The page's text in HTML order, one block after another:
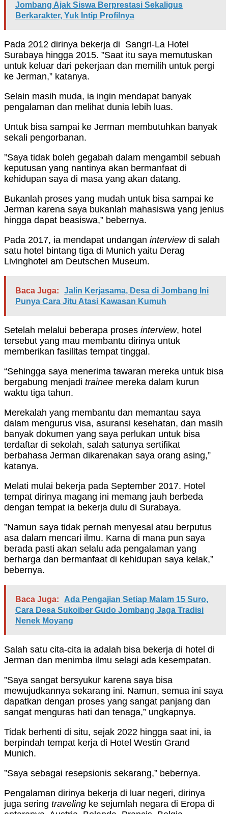
Jombang Ajak Siswa Berprestasi Sekaligus
Berkarakter, Yuk Intip Profilnya
Pada 2012 dirinya bekerja di Sangri-La Hotel
Surabaya hingga 2015. ”Saat itu saya memutuskan
untuk keluar dari pekerjaan dan memilih untuk pergi
ke Jerman,” katanya.
Selain masih muda, ia ingin mendapat banyak
pengalaman dan melihat dunia lebih luas.
Untuk bisa sampai ke Jerman membutuhkan banyak
sekali pengorbanan.
”Saya tidak boleh gegabah dalam mengambil sebuah
keputusan yang nantinya akan bermanfaat di
kehidupan saya di masa yang akan datang.
Bukanlah proses yang mudah untuk bisa sampai ke
Jerman karena saya bukanlah mahasiswa yang jenius
hingga dapat beasiswa,” bebernya.
Pada 2017, ia mendapat undangan interviewdi salah
satu hotel bintang tiga di Munich yaitu Derag
Livinghotel am Deutschen Museum.
Baca Juga:
Jalin Kerjasama, Desa di Jombang Ini
Punya Cara Jitu Atasi Kawasan Kumuh
Setelah melalui beberapa proses interview, hotel
tersebut yang mau membantu dirinya untuk
memberikan fasilitas tempat tinggal.
“Sehingga saya menerima tawaran mereka untuk bisa
bergabung menjadi trainee mereka dalam kurun
waktu tiga tahun.
Merekalah yang membantu dan memantau saya
dalam mengurus visa, asuransi kesehatan, dan masih
banyak dokumen yang saya perlukan untuk bisa
terdaftar di sekolah, salah satunya sertifikat
berbahasa Jerman dikarenakan saya orang asing,”
katanya.
Melati mulai bekerja pada September 2017. Hotel
tempat dirinya magang ini memang jauh berbeda
dengan tempat ia bekerja dulu di Surabaya.
”Namun saya tidak pernah menyesal atau berputus
asa dalam mencari ilmu. Karna di mana pun saya
berada pasti akan selalu ada pengalaman yang
berharga dan bermanfaat di kehidupan saya kelak,”
bebernya.
Baca Juga:
Ada Pengajian Setiap Malam 15 Suro,
Cara Desa Sukoiber Gudo Jombang Jaga Tradisi
Nenek Moyang
Salah satu cita-cita ia adalah bisa bekerja di hotel di
Jerman dan menimba ilmu selagi ada kesempatan.
”Saya sangat bersyukur karena saya bisa
mewujudkannya sekarang ini. Namun, semua ini saya
dapatkan dengan proses yang sangat panjang dan
sangat menguras hati dan tenaga,” ungkapnya.
Tidak berhenti di situ, sejak 2022 hingga saat ini, ia
berpindah tempat kerja di Hotel Westin Grand
Munich.
”Saya sebagai resepsionis sekarang,” bebernya.
Pengalaman dirinya bekerja di luar negeri, dirinya
juga sering traveling ke sejumlah negara di Eropa di